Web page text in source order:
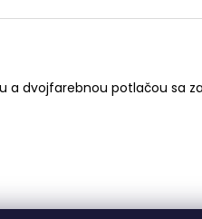
dvojfarebnou potlačou sa